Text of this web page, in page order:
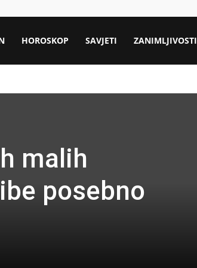
HOROSKOP SAVJETI ZANIMLJIVOSTI
malih
posebno